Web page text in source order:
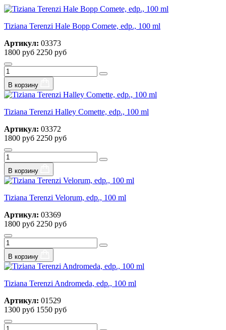
Tiziana Terenzi Hale Bopp Comete, edp., 100 ml
Артикул: 03373
1800 руб 2250 руб
В корзину
Tiziana Terenzi Halley Comette, edp., 100 ml
Артикул: 03372
1800 руб 2250 руб
В корзину
Tiziana Terenzi Velorum, edp., 100 ml
Артикул: 03369
1800 руб 2250 руб
В корзину
Tiziana Terenzi Andromeda, edp., 100 ml
Артикул: 01529
1300 руб 1550 руб